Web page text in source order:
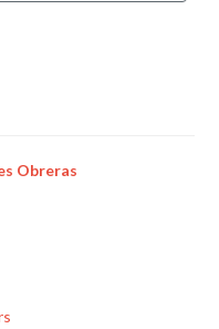
Obreras